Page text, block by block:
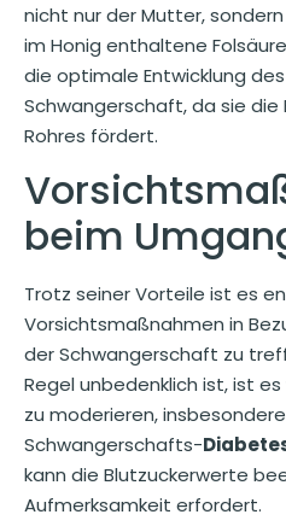
nicht nur der Mutter,
im Honig enthaltene
die optimale Entwicklung
Schwangerschaft, da sie die
Rohres fördert.
beim
Trotz seiner Vorteile ist es
Vorsichtsmaßnahmen in
der Schwangerschaft zu
Regel unbedenklich ist, ist
zu moderieren,
Schwangerschafts-
kann die Blutzuckerwerte
Aufmerksamkeit erfordert.